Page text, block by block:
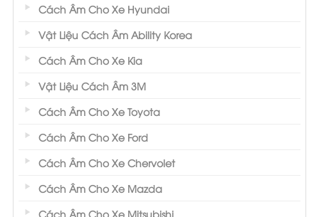
Cách Âm Cho Xe Hyundai
Vật Liệu Cách Âm Ability Korea
Cách Âm Cho Xe Kia
Vật Liệu Cách Âm 3M
Cách Âm Cho Xe Toyota
Cách Âm Cho Xe Ford
Cách Âm Cho Xe Chervolet
Cách Âm Cho Xe Mazda
Cách Âm Cho Xe Mitsubishi